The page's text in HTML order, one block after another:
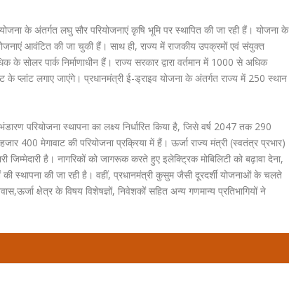
के अंतर्गत लघु सौर परियोजनाएं कृषि भूमि पर स्थापित की जा रही हैं। योजना के
आवंटित की जा चुकी हैं। साथ ही, राज्य में राजकीय उपक्रमों एवं संयुक्त
सोलर पार्क निर्माणाधीन हैं। राज्य सरकार द्वारा वर्तमान में 1000 से अधिक
प्लांट लगाए जाएंगे। प्रधानमंत्री ई-ड्राइव योजना के अंतर्गत राज्य में 250 स्थान
परियोजना स्थापना का लक्ष्य निर्धारित किया है, जिसे वर्ष 2047 तक 290
400 मेगावाट की परियोजना प्रक्रिया में हैं। ऊर्जा राज्य मंत्री (स्वतंत्र प्रभार)
जिम्मेदारी है। नागरिकों को जागरूक करते हुए इलेक्ट्रिक मोबिलिटी को बढ़ावा देना,
स्थापना की जा रही है। वहीं, प्रधानमंत्री कुसुम जैसी दूरदर्शी योजनाओं के चलते
क्षेत्र के विषय विशेषज्ञों, निवेशकों सहित अन्य गणमान्य प्रतिभागियों ने